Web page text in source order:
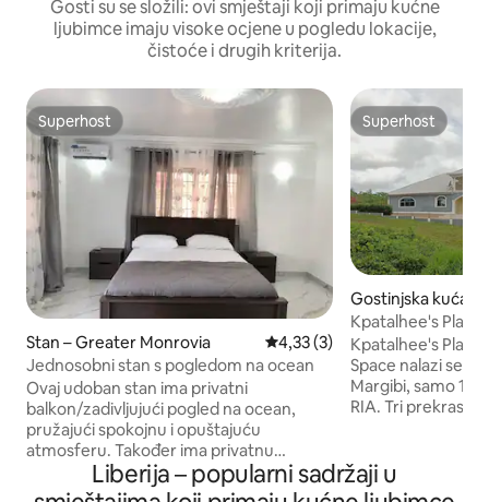
Gosti su se složili: ovi smještaji koji primaju kućne
ljubimce imaju visoke ocjene u pogledu lokacije,
čistoće i drugih kriterija.
Superhost
Superhost
Stan – Greater Monrovia Prosječna ocjena: 4,33/5,
4,33 (3)
Jednosobni stan s pogledom na ocean
Ovaj udoban stan ima privatni
balkon/zadivljujući pogled na ocean,
pružajući spokojnu i opuštajuću
atmosferu. Također ima privatnu
kupaonicu. Samo nekoliko koraka od
plaže, naš se smještaj nalazi na pješačkoj
Superhost
Superhost
Gostinjska kuća –
Kpatalhee's
Space nalazi se u
Margibi, samo 12
RIA. Tri prekrasne
voda Klima-
Veliki prostor za
Liberija – popularni sadržaji u